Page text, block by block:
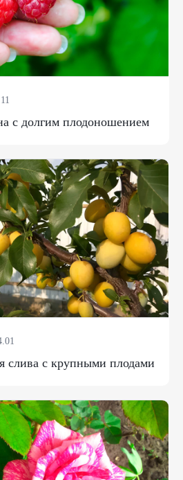
с долгим плодоношением
слива с крупными плодами